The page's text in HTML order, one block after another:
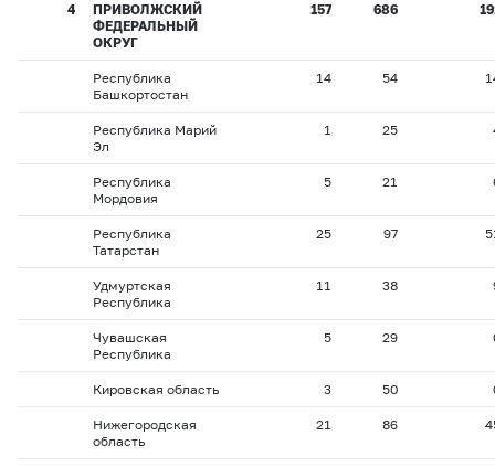
4
ПРИВОЛЖСКИЙ
ФЕДЕРАЛЬНЫЙ
ОКРУГ
157 686
Республика
Башкортостан
14 54
Республика Марий
Эл
1 25
Республика
Мордовия
5 21
Республика
Татарстан
25 97
Удмуртская
Республика
11 38
Чувашская
Республика
5 29
Кировская область 3 50
Нижегородская
область
21 86